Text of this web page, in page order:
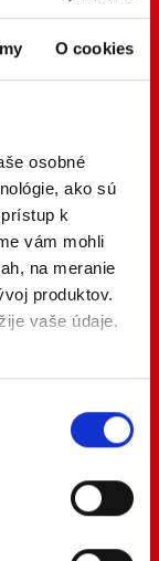
O cookies
osobné
ako sú
k
vám mohli
na meranie
produktov.
vaše údaje.
(odtlačky